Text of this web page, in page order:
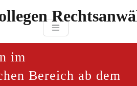
Döhl & Kollegen
im
Bereich ab dem